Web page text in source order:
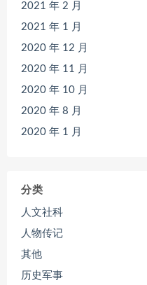
2021 年 2 月
2021 年 1 月
2020 年 12 月
2020 年 11 月
2020 年 10 月
2020 年 8 月
2020 年 1 月
分类
人文社科
人物传记
其他
历史军事